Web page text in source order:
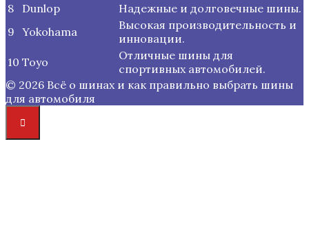
8
Dunlop
Надежные и долговечные шины.
9 Yokohama
Высокая производительность и
инновации.
10 Toyo
Отличные шины для
спортивных автомобилей.
© 2026 Всё о шинах и как правильно выбрать шины
для автомобиля